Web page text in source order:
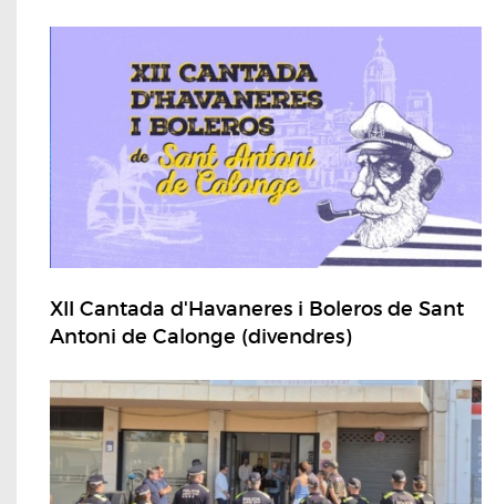
XII Cantada d'Havaneres i Boleros de Sant
Antoni de Calonge (divendres)